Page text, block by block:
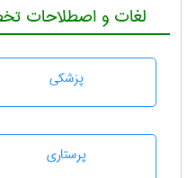
لغات و اصطلاحات
پزشكی
پرستاری